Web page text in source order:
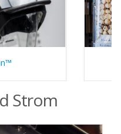
Strom